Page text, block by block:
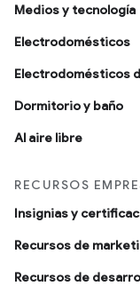
Medios y tecnología
Electrodomésticos
Electrodomésticos
Dormitorio y baño
Al aire libre
RECURSOS
Insignias y
Recursos de
Recursos de